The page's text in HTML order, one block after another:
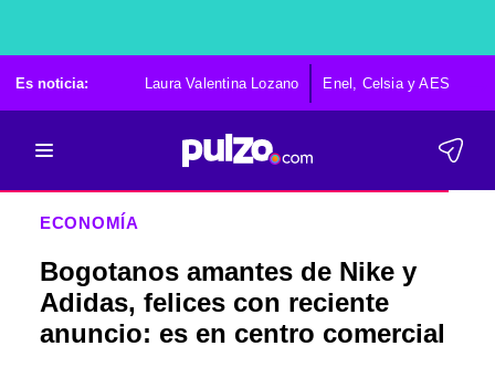
Es noticia: Laura Valentina Lozano Enel, Celsia y AES
ECONOMÍA
Bogotanos amantes de Nike y
Adidas, felices con reciente
anuncio: es en centro comercial